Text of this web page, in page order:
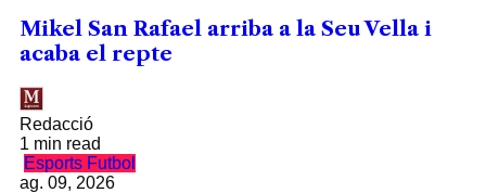
Mikel San Rafael arriba a la Seu Vella i
acaba el repte
Redacció
1 min read
Esports Futbol
ag. 09, 2026